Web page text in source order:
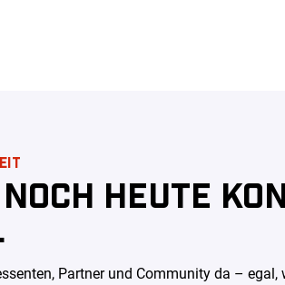
HEUTE
Partner und Community da – egal,